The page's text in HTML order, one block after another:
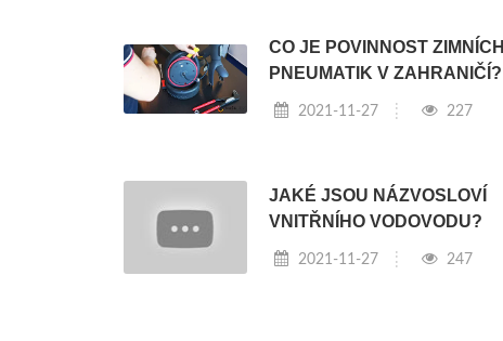
CO JE POVINNOST ZIMNÍCH
PNEUMATIK V ZAHRANIČÍ?
2021-11-27 227
JAKÉ JSOU NÁZVOSLOVÍ
VNITŘNÍHO VODOVODU?
2021-11-27 247